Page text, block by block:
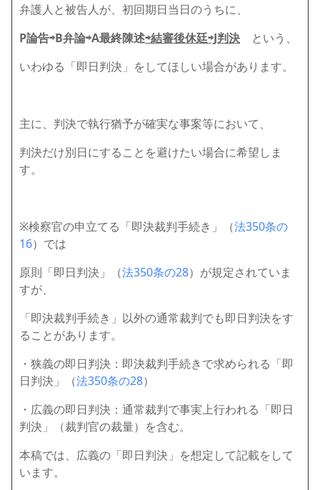
弁護人と被告人が、初回期日当日のうちに、
P論告⇨B弁論⇨A最終陳述⇨結審後休廷⇨J判決 という、
いわゆる「即日判決」をしてほしい場合があります。
主に、判決で執行猶予が確実な事案等において、
判決だけ別日にすることを避けたい場合に希望しま
す。
※検察官の申立てる「即決裁判手続き」（法350条の
16）では
原則「即日判決」（法350条の28）が規定されていま
すが、
「即決裁判手続き」以外の通常裁判でも即日判決をす
ることがあります。
・狭義の即日判決：即決裁判手続きで求められる「即
日判決」（法350条の28）
・広義の即日判決：通常裁判で事実上行われる「即日
判決」（裁判官の裁量）を含む。
本稿では、広義の「即日判決」を想定して記載をして
います。